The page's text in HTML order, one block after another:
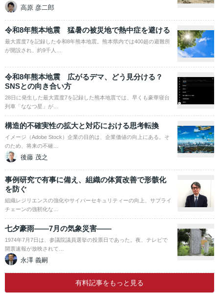
高原 彦二郎
令和8年熊本地震 猛暑の被災地で熱中症を避ける
最大震度7を記録した令和8年熊本地震。熊本県内では400超の避難所
が開設され、約9千人…
令和8年熊本地震 広がるデマ、どう見分ける？
SNSとの向き合い方
28日に発生した最大震度7を記録した熊本地震では、早くも豪華寝台
列車「ななつ星」が…
構造的不確実性の拡大と対応における思考転換
イメージ（Adobe Stock）企業の目的は、企業価値の向上にある。そ
のため、将来の不確…
後藤 茂之
事例研究で有事に備え、組織の体質改善で形骸化
を防ぐ
組織レジリエンスの強化やサイバーセキュリティーの向上、サプライ
チェーンの強靭化な…
七夕豪雨――7月の気象災害――
1974年7月7日は、参議院議員選挙の投票日であった。夜、テレビで
開票速報が放映されて…
永澤 義嗣
有料記事をもっと見る